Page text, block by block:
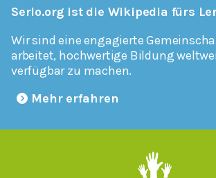
Serlo.org ist die Wikipedia fürs
Wir sind eine engagierte
arbeitet, hochwertige Bildung
verfügbar zu machen.
Mehr erfahren